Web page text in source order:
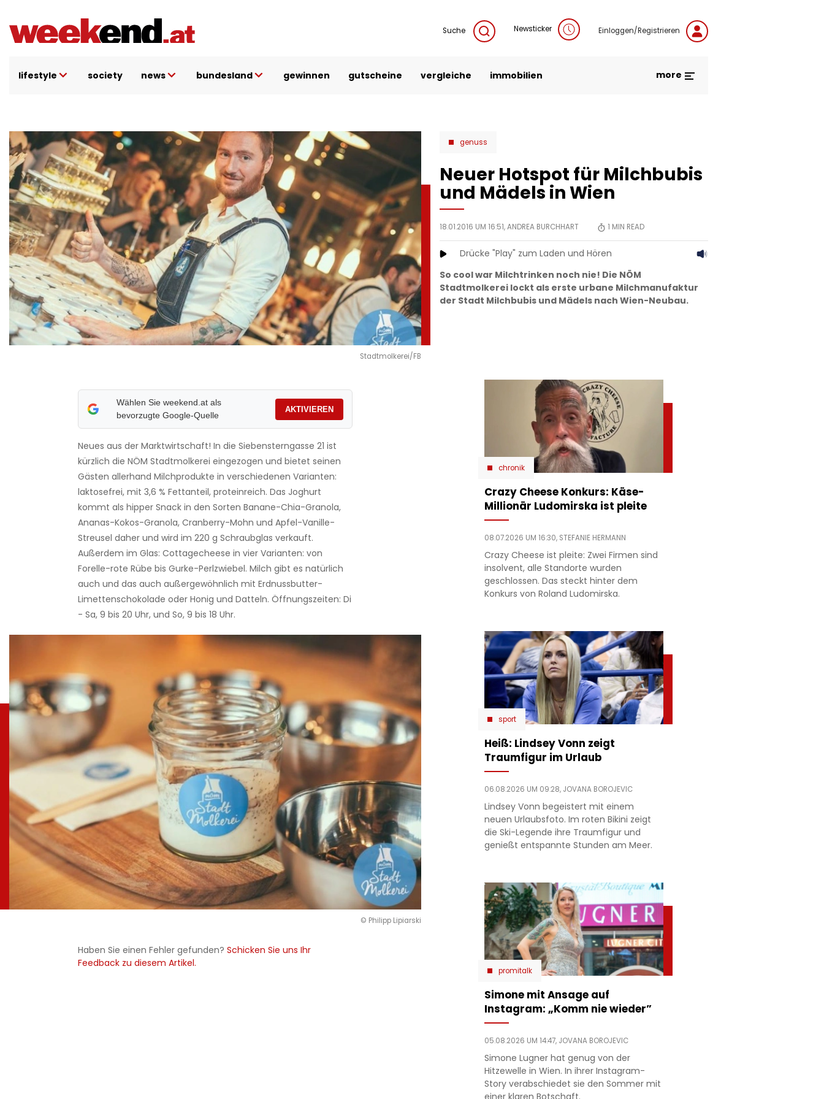
Inhalt
Suche Newsticker Einloggen/Registrieren
lifestyle society news bundesland gewinnen gutscheine vergleiche immobilien more
Stadtmolkerei/FB
genuss
Neuer Hotspot für Milchbubis
und Mädels in Wien
18.01.2016 UM 16:51,ANDREA BURCHHART 1 MIN READ
Drücke "Play" zum Laden und Hören
So cool war Milchtrinken noch nie! Die NÖM
Stadtmolkerei lockt als erste urbane Milchmanufaktur
der Stadt Milchbubis und Mädels nach Wien-Neubau.
Wählen Sie weekend.at als
bevorzugte Google-Quelle
AKTIVIEREN
Neues aus der Marktwirtschaft! In die Siebensterngasse 21 ist
kürzlich die NÖM Stadtmolkerei eingezogen und bietet seinen
Gästen allerhand Milchprodukte in verschiedenen Varianten:
laktosefrei, mit 3,6 % Fettanteil, proteinreich. Das Joghurt
kommt als hipper Snack in den Sorten Banane-Chia-Granola,
Ananas-Kokos-Granola, Cranberry-Mohn und Apfel-Vanille-
Streusel daher und wird im 220 g Schraubglas verkauft.
Außerdem im Glas: Cottagecheese in vier Varianten: von
Forelle-rote Rübe bis Gurke-Perlzwiebel. Milch gibt es natürlich
auch und das auch außergewöhnlich mit Erdnussbutter-
Limettenschokolade oder Honig und Datteln. Öffnungszeiten: Di
- Sa, 9 bis 20 Uhr, und So, 9 bis 18 Uhr.
© Philipp Lipiarski
Haben Sie einen Fehler gefunden?Schicken Sie uns Ihr
Feedback zu diesem Artikel.
chronik
Crazy Cheese Konkurs: Käse-
Millionär Ludomirska ist pleite
08.07.2026 UM 16:30, STEFANIE HERMANN
Crazy Cheese ist pleite: Zwei Firmen sind
insolvent, alle Standorte wurden
geschlossen. Das steckt hinter dem
Konkurs von Roland Ludomirska.
sport
Heiß: Lindsey Vonn zeigt
Traumfigur im Urlaub
06.08.2026 UM 09:28, JOVANA BOROJEVIC
Lindsey Vonn begeistert mit einem
neuen Urlaubsfoto. Im roten Bikini zeigt
die Ski-Legende ihre Traumfigur und
genießt entspannte Stunden am Meer.
promitalk
Simone mit Ansage auf
Instagram: „Komm nie wieder”
05.08.2026 UM 14:47, JOVANA BOROJEVIC
Simone Lugner hat genug von der
Hitzewelle in Wien. In ihrer Instagram-
Story verabschiedet sie den Sommer mit
einer klaren Botschaft.